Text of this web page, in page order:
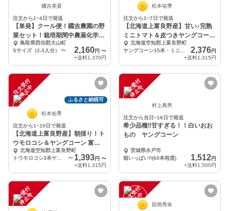
國吉美貴
注文から1~4日で発送
【単発】クール便！國吉農園の野
菜セット！栽培期間中農薬化学肥
料不使用！
鳥取県西伯郡大山町
Sサイズ（2-3人分）
〜 2,160円 〜
+送料1,370円
松本祐季
注文から1~7日で発送
【北海道上富良野産】甘い♪完熟
ミニトマト＆皮つきヤングコーン
セット
北海道空知郡上富良野町
2,376円
+送料1,315円
注
文
受
付
停
止
中
ふるさと納税可
松本祐季
注文から1~10日で発送
【北海道上富良野産】朝採り！ト
ウモロコシ＆ヤングコーン 富良
野の夏の味覚セット♪
北海道空知郡上富良野町
〜 1,393円 〜
+送料1,315円
注
文
受
付
停
止
中
村上典男
注文から当日~16日で発送
希少品種‼️甘すぎる！！白いおお
もの ヤングコーン
茨城県水戸市
箱いっぱい!!(60本程度)
1,512円
+送料1,500円
注
文
受
付
停
止
中 注
文
受
付
停
止
中 田岡秀幸